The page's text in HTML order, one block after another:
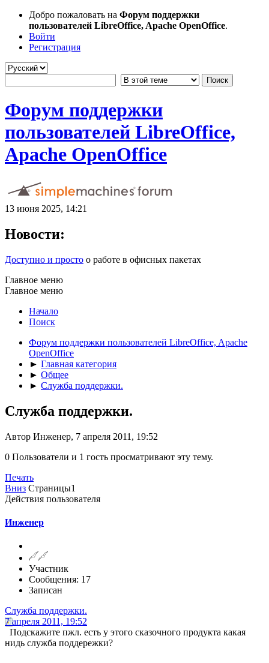
Добро пожаловать на Форум поддержки
пользователей LibreOffice, Apache OpenOffice.
Войти
Регистрация
Форум поддержки
пользователей LibreOffice,
Apache OpenOffice
13 июня 2025, 14:21
Новости:
Доступно и просто о работе в офисных пакетах
Главное меню
Главное меню
Начало
Поиск
Форум поддержки пользователей LibreOffice, Apache
OpenOffice
► Главная категория
► Общее
► Служба поддержки.
Служба поддержки.
Автор Инженер, 7 апреля 2011, 19:52
0 Пользователи и 1 гость просматривают эту тему.
Печать
Вниз Страницы1
Действия пользователя
Инженер
Участник
Сообщения: 17
Записан
Служба поддержки.
7 апреля 2011, 19:52
Подскажите пжл. есть у этого сказочного продукта какая
нидь служба поддережки?